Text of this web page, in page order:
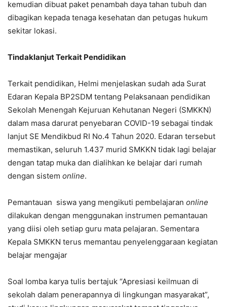
kemudian dibuat paket penambah daya tahan tubuh dan
dibagikan kepada tenaga kesehatan dan petugas hukum
sekitar lokasi.
TindaklanjutTerkait Pendidikan
Terkait pendidikan, Helmi menjelaskan sudah ada Surat
Edaran Kepala BP2SDM tentang Pelaksanaan pendidikan
Sekolah Menengah Kejuruan Kehutanan Negeri (SMKKN)
dalam masa darurat penyebaran COVID-19 sebagai tindak
lanjut SE Mendikbud RI No.4 Tahun 2020. Edaran tersebut
memastikan, seluruh 1.437 murid SMKKN tidak lagi belajar
dengan tatap muka dan dialihkan ke belajar dari rumah
dengan sistem online.
Pemantauan siswa yang mengikuti pembelajaran online
dilakukan dengan menggunakan instrumen pemantauan
yang diisi oleh setiap guru mata pelajaran. Sementara
Kepala SMKKN terus memantau penyelenggaraan kegiatan
belajar mengajar
Soal lomba karya tulis bertajuk “Apresiasi keilmuan di
sekolah dalam penerapannya di lingkungan masyarakat”,